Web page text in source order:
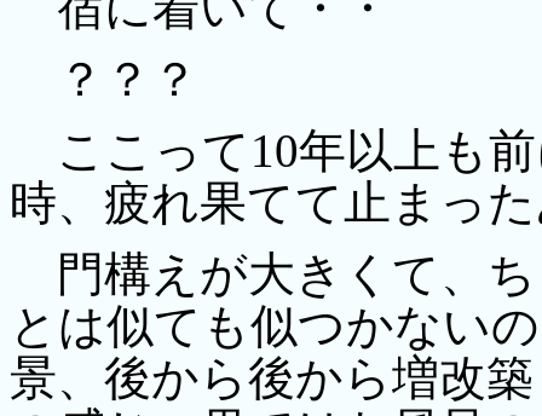
？？？
ここって10年以上も
時、疲れ果てて止まっ
門構えが大きくて、
とは似ても似つかない
景、後から後から増改